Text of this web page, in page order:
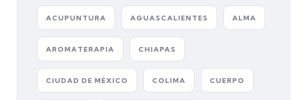
ACUPUNTURA AGUASCALIENTES ALMA
AROMATERAPIA CHIAPAS
CIUDAD DE MÉXICO COLIMA CUERPO